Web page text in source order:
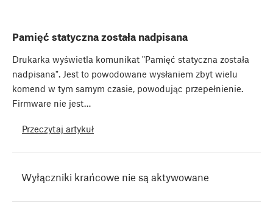
Pamięć statyczna została nadpisana
Drukarka wyświetla komunikat "Pamięć statyczna została
nadpisana". Jest to powodowane wysłaniem zbyt wielu
komend w tym samym czasie, powodując przepełnienie.
Firmware nie jest…
Przeczytaj artykuł
Wyłączniki krańcowe nie są aktywowane